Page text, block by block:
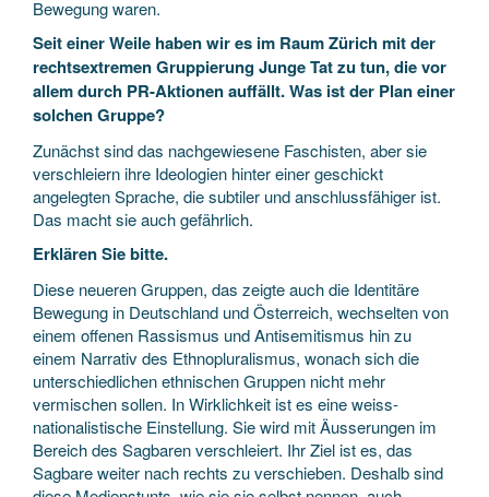
Bewegung waren.
Seit einer Weile haben wir es im Raum Zürich mit der
rechtsextremen Gruppierung Junge Tat zu tun, die vor
allem durch PR-Aktionen auffällt. Was ist der Plan einer
solchen Gruppe?
Zunächst sind das nachgewiesene Faschisten, aber sie
verschleiern ihre Ideologien hinter einer geschickt
angelegten Sprache, die subtiler und anschlussfähiger ist.
Das macht sie auch gefährlich.
Erklären Sie bitte.
Diese neueren Gruppen, das zeigte auch die Identitäre
Bewegung in Deutschland und Österreich, wechselten von
einem offenen Rassismus und Antisemitismus hin zu
einem Narrativ des Ethnopluralismus, wonach sich die
unterschiedlichen ethnischen Gruppen nicht mehr
vermischen sollen. In Wirklichkeit ist es eine weiss-
nationalistische Einstellung. Sie wird mit Äusserungen im
Bereich des Sagbaren verschleiert. Ihr Ziel ist es, das
Sagbare weiter nach rechts zu verschieben. Deshalb sind